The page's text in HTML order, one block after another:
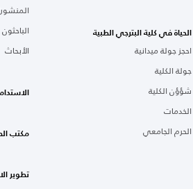
الحياة في كلية البترجي الطبية
احجز جولة ميدانية
جولة الكلية
شؤؤن الكلية
الخدمات
الحرم الجامعي
الباحثون
الأبحاث
مكتب
تطوير